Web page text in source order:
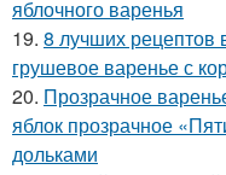
яблочного варенья
19. 8 лучших рецептов
грушевое варенье с
20. Прозрачное
яблок прозрачное
дольками